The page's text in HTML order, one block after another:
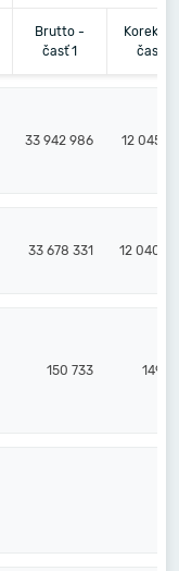
Brutto -
časť 1
časť 2
33 942 986 12 045
33 678 331 12 040
150 733 149